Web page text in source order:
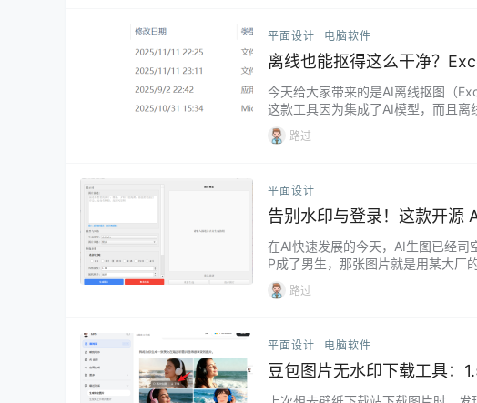
平面设计 电脑软件
离线也能抠得这么干净？
今天给大家带来的是AI离线抠图（
这款工具因为集成了AI模型，而且离
“启动v1.0.xlsm”时，如果打不开，
下即可。 再打开时需要选择打开的
路过
平面设计
告别水印与登录！这款开源
在AI快速发展的今天，AI生图已经司
P成了男生，那张图片就是用某大厂
带水印，多少有点不爽。今天给大
只要输入关键词，然后点击【生成
路过
平面设计 电脑软件
豆包图片无水印下载工具：